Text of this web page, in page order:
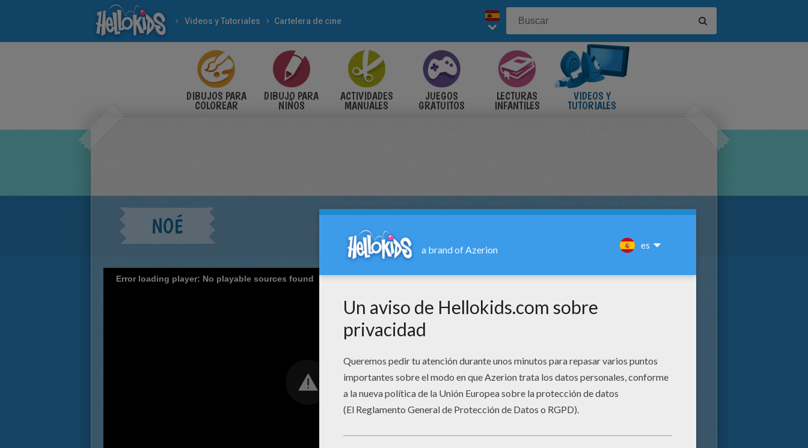
Videos y Tutoriales Cartelera de cine
DIBUJOS PARA
COLOREAR
DIBUJO PARA
NIÑOS
ACTIVIDADES
MANUALES
JUEGOS
GRATUITOS
LECTURAS
INFANTILES
VIDEOS Y
TUTORIALES
NOÉ
Error loading player: No playable sources found